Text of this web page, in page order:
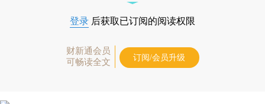
登录 后获取已订阅的阅读权限
财新通会员
可畅读全文
订阅/会员升级